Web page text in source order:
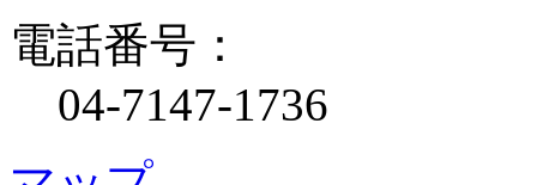
電話番号：
04-7147-1736